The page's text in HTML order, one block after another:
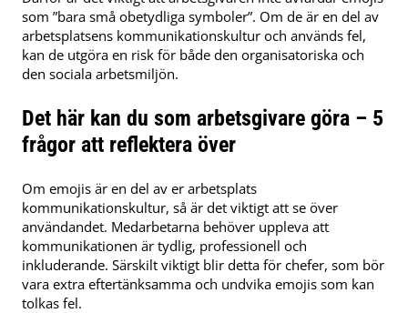
som ”bara små obetydliga symboler”. Om de är en del av
arbetsplatsens kommunikationskultur och används fel,
kan de utgöra en risk för både den organisatoriska och
den sociala arbetsmiljön.
Det här kan du som arbetsgivare göra – 5
frågor att reflektera över
Om emojis är en del av er arbetsplats
kommunikationskultur, så är det viktigt att se över
användandet. Medarbetarna behöver uppleva att
kommunikationen är tydlig, professionell och
inkluderande. Särskilt viktigt blir detta för chefer, som bör
vara extra eftertänksamma och undvika emojis som kan
tolkas fel.